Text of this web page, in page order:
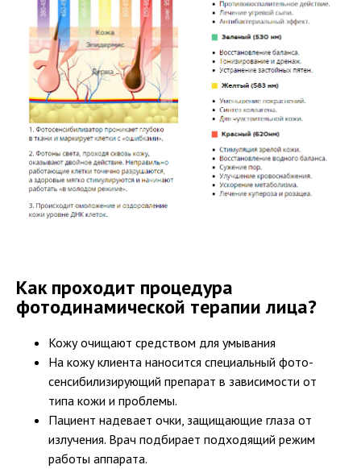
Как проходит процедура
фотодинамической терапии лица?
Кожу очищают средством для умывания
На кожу клиента наносится специальный фото-
сенсибилизирующий препарат в зависимости от
типа кожи и проблемы.
Пациент надевает очки, защищающие глаза от
излучения. Врач подбирает подходящий режим
работы аппарата.